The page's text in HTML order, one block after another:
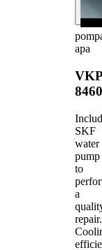
apa
SKF
water
pump
to
a
repair.